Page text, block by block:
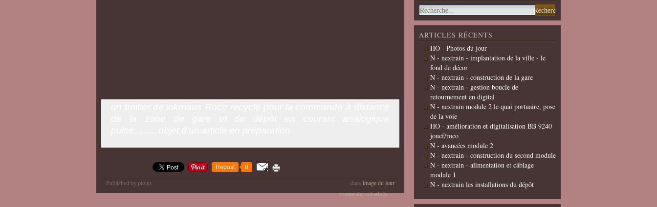
Repost 0
Published by piouls - dans image du jour
commenter cet article…
ARTICLES RÉCENTS
HO - Photos du jour
N - nextrain - implantation de la ville - le
fond de décor
N - nextrain - construction de la gare
N - nextrain - gestion boucle de
retournement en digital
N - nextrain module 2 le quai portuaire, pose
de la voie
HO - amélioration et digitalisation BB 9240
jouef/roco
N - avancées module 2
N - nextrain - construction du second module
N - nextrain - alimentation et câblage
module 1
N - nextrain les installations du dépôt